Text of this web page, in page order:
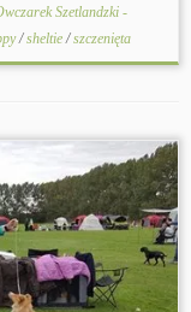
Szetlandzki -
/sheltie/szczenięta